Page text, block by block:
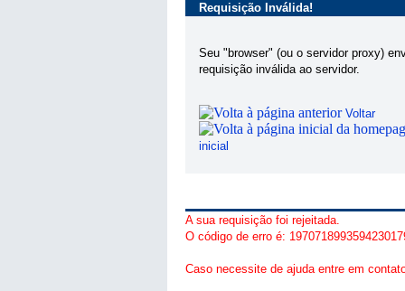
Requisição Inválida!
Seu "browser" (ou o servidor proxy)
requisição inválida ao servidor.
Voltar
inicial
A sua requisição foi rejeitada.
O código de erro é:
Caso necessite de ajuda entre em